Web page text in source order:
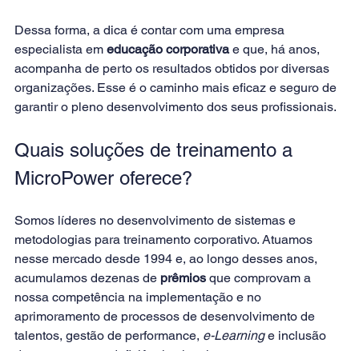
Dessa forma, a dica é contar com uma empresa
especialista em educação corporativa e que, há anos,
acompanha de perto os resultados obtidos por diversas
organizações. Esse é o caminho mais eficaz e seguro de
garantir o pleno desenvolvimento dos seus profissionais.
Quais soluções de treinamento a
MicroPower oferece?
Somos líderes no desenvolvimento de sistemas e
metodologias para treinamento corporativo. Atuamos
nesse mercado desde 1994 e, ao longo desses anos,
acumulamos dezenas de prêmios que comprovam a
nossa competência na implementação e no
aprimoramento de processos de desenvolvimento de
talentos, gestão de performance, e-Learning e inclusão